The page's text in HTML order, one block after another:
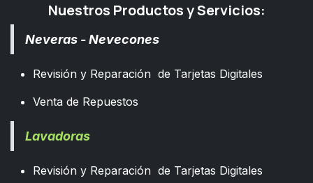
Nuestros Productos y Servicios:
Neveras - Nevecones
Revisión y Reparación de Tarjetas Digitales
Venta de Repuestos
Lavadoras
Revisión y Reparación de Tarjetas Digitales